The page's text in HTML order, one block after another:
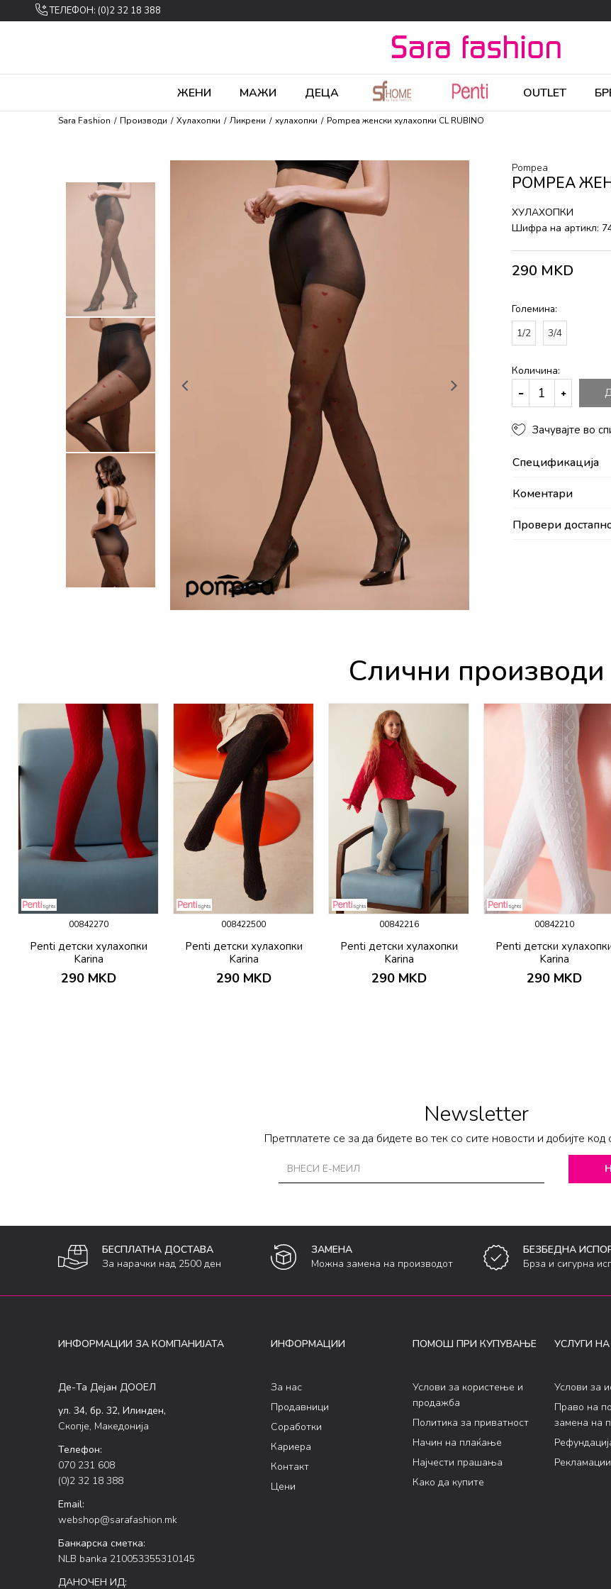
ТЕЛЕФОН: (0)2 32 18 388
ЖЕНИ МАЖИ ДЕЦА OUTLET
Sara Fashion Производи Хулахопки Ликрени хулахопки Pompea женски хулахопки CL RUBINO
Pompea
POMPEA
ХУЛАХОПКИ
Шифра на артикл:
290 MKD
Големина:
1/2
3/4
Количина:
Зачувајте во
Спецификација
Коментари
Провери
Слични производи
00842270
Penti детски хулахопки
Karina
290 MKD
008422500
Penti детски хулахопки
Karina
290 MKD
00842216
Penti детски хулахопки
Karina
290 MKD
00842210
Penti детски
Karina
290 MKD
Newsletter
Претплатете се за да бидете во тек со сите новости и добијте
БЕСПЛАТНА ДОСТАВА
За нарачки над 2500 ден
ЗАМЕНА
Можна замена на производот
БЕЗБЕДНА
Брза и сигурна
ИНФОРМАЦИИ ЗА КОМПАНИЈАТА
Де-Та Дејан ДООЕЛ
ул. 34, бр. 32, Илинден,
Скопје, Македонија
Телефон:
070 231 608
(0)2 32 18 388
Email:
webshop@sarafashion.mk
Банкарска сметка:
NLB banka 210053355310145
ДАНОЧЕН ИД:
ИНФОРМАЦИИ
За нас
Продавници
Соработки
Кариера
Контакт
Цени
ПОМОШ ПРИ КУПУВАЊЕ
Услови за користење и
продажба
Политика за приватност
Начин на плаќање
Најчести прашања
Како да купите
УСЛУГИ
Услови за
Право на
замена на
Рекламации